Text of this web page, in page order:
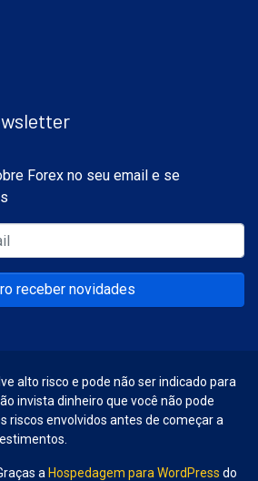
Forex no seu email e se
receber novidades
alto risco e pode não ser indicado para
invista dinheiro que você não pode
riscos envolvidos antes de começar a
a Hospedagem para WordPress do